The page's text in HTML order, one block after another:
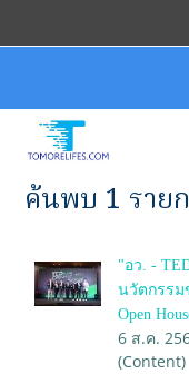
ค้นพบ 1 ราย
"อว. -
นวัตกรรม
Open
6 ส.ค.
(Content)